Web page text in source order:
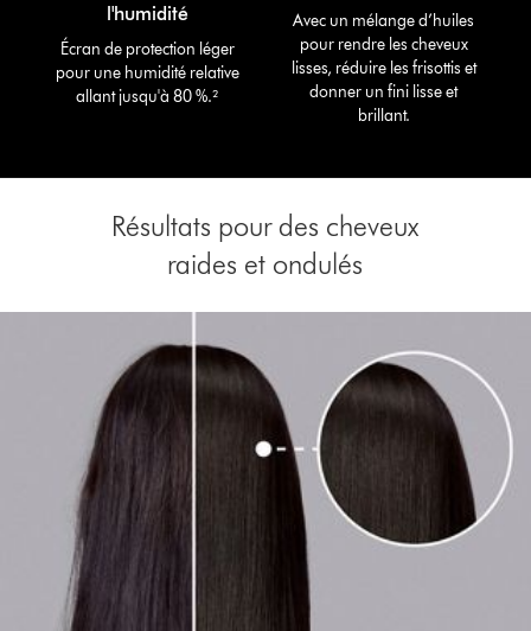
l'humidité
Écran de protection léger
pour une humidité relative
allant jusqu'à 80 %.²
Avec un mélange d’huiles
pour rendre les cheveux
lisses, réduire les frisottis et
donner un fini lisse et
brillant.
Résultats pour des cheveux
raides et ondulés